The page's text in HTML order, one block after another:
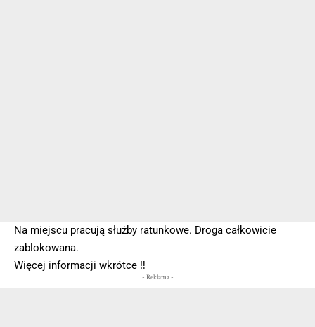
Na miejscu pracują służby ratunkowe. Droga całkowicie
zablokowana.
Więcej informacji wkrótce ‼️
- Reklama -